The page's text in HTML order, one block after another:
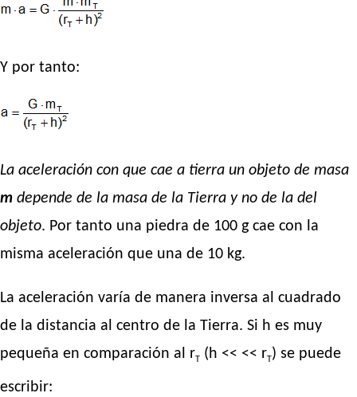
Y por tanto:
La aceleración con que cae a tierra un objeto de masa
m depende de la masa de la Tierra y no de la del
objeto. Por tanto una piedra de 100 g cae con la
misma aceleración que una de 10 kg.
La aceleración varía de manera inversa al cuadrado
de la distancia al centro de la Tierra. Si h es muy
pequeña en comparación al r (h << << r ) se puede
escribir: